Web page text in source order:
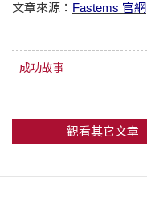
文章來源： Fastems 官網
成功故事
觀看其它文章